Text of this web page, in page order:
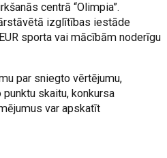
centrā “Olimpia”.
izglītības iestāde
sporta vai mācībām noderīgu
par sniegto vērtējumu,
skaitu, konkursa
var apskatīt